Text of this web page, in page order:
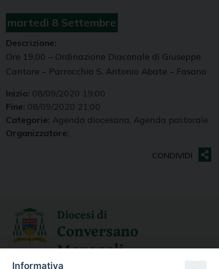
martedì 8 Settembre
Descrizione:
Ore 19,00 – Ordinazione Diaconale di Giuseppe
Cantore – Parrocchia S. Antonio Abate – Fasano
Inizio: 08/09/2020 19:00
Fine: 08/09/2020 21:00
Categorie: Agenda diocesana, Agenda pastorale
Organizzatore:
Diocesi di
Conversano
Monopoli
Informativa